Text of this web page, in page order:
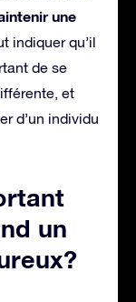
une
indiquer qu’il
de se
et
d’un individu
un